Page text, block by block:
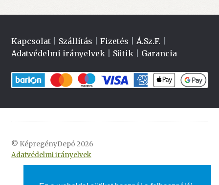
Kapcsolat| Szállítás Fizetés Á.Sz.F.
Adatvédelmi irányelvek| Sütik| Garancia
© KépregényDepó 2026
Adatvédelmi irányelvek